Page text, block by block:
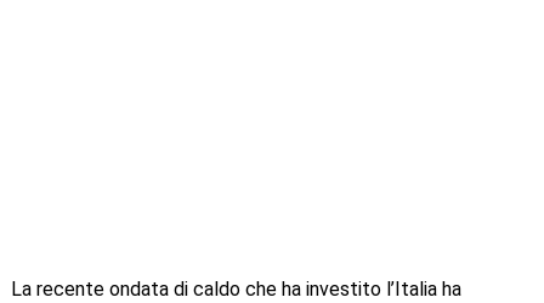
La recente ondata di caldo che ha investito l’Italia ha